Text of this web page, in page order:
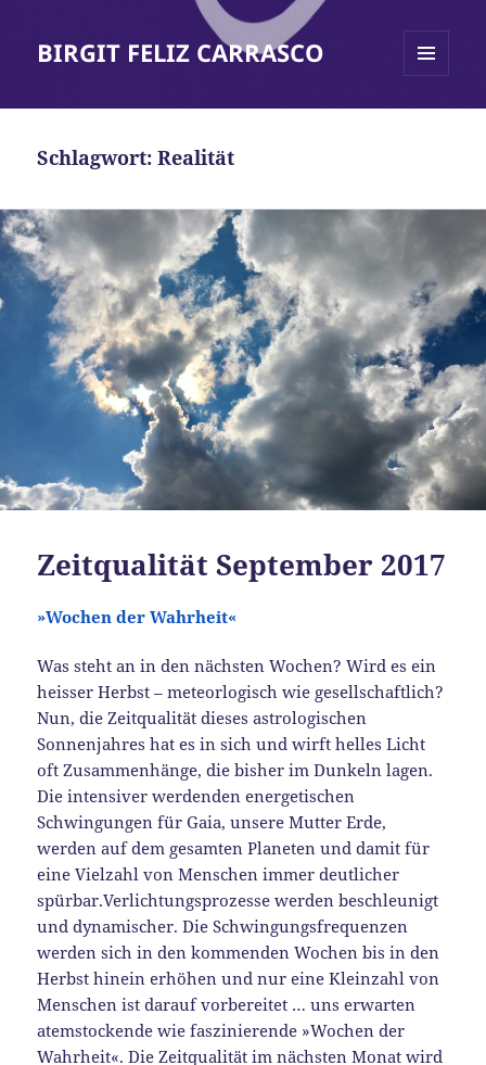
BIRGIT FELIZ CARRASCO
Schlagwort:Realität
Zeitqualität September 2017
»Wochen der Wahrheit«
Was steht an in den nächsten Wochen? Wird es ein
heisser Herbst – meteorlogisch wie gesellschaftlich?
Nun, die Zeitqualität dieses astrologischen
Sonnenjahres hat es in sich und wirft helles Licht
oft Zusammenhänge, die bisher im Dunkeln lagen.
Die intensiver werdenden energetischen
Schwingungen für Gaia, unsere Mutter Erde,
werden auf dem gesamten Planeten und damit für
eine Vielzahl von Menschen immer deutlicher
spürbar.Verlichtungsprozesse werden beschleunigt
und dynamischer. Die Schwingungsfrequenzen
werden sich in den kommenden Wochen bis in den
Herbst hinein erhöhen und nur eine Kleinzahl von
Menschen ist darauf vorbereitet … uns erwarten
atemstockende wie faszinierende »Wochen der
Wahrheit«. Die Zeitqualität im nächsten Monat wird